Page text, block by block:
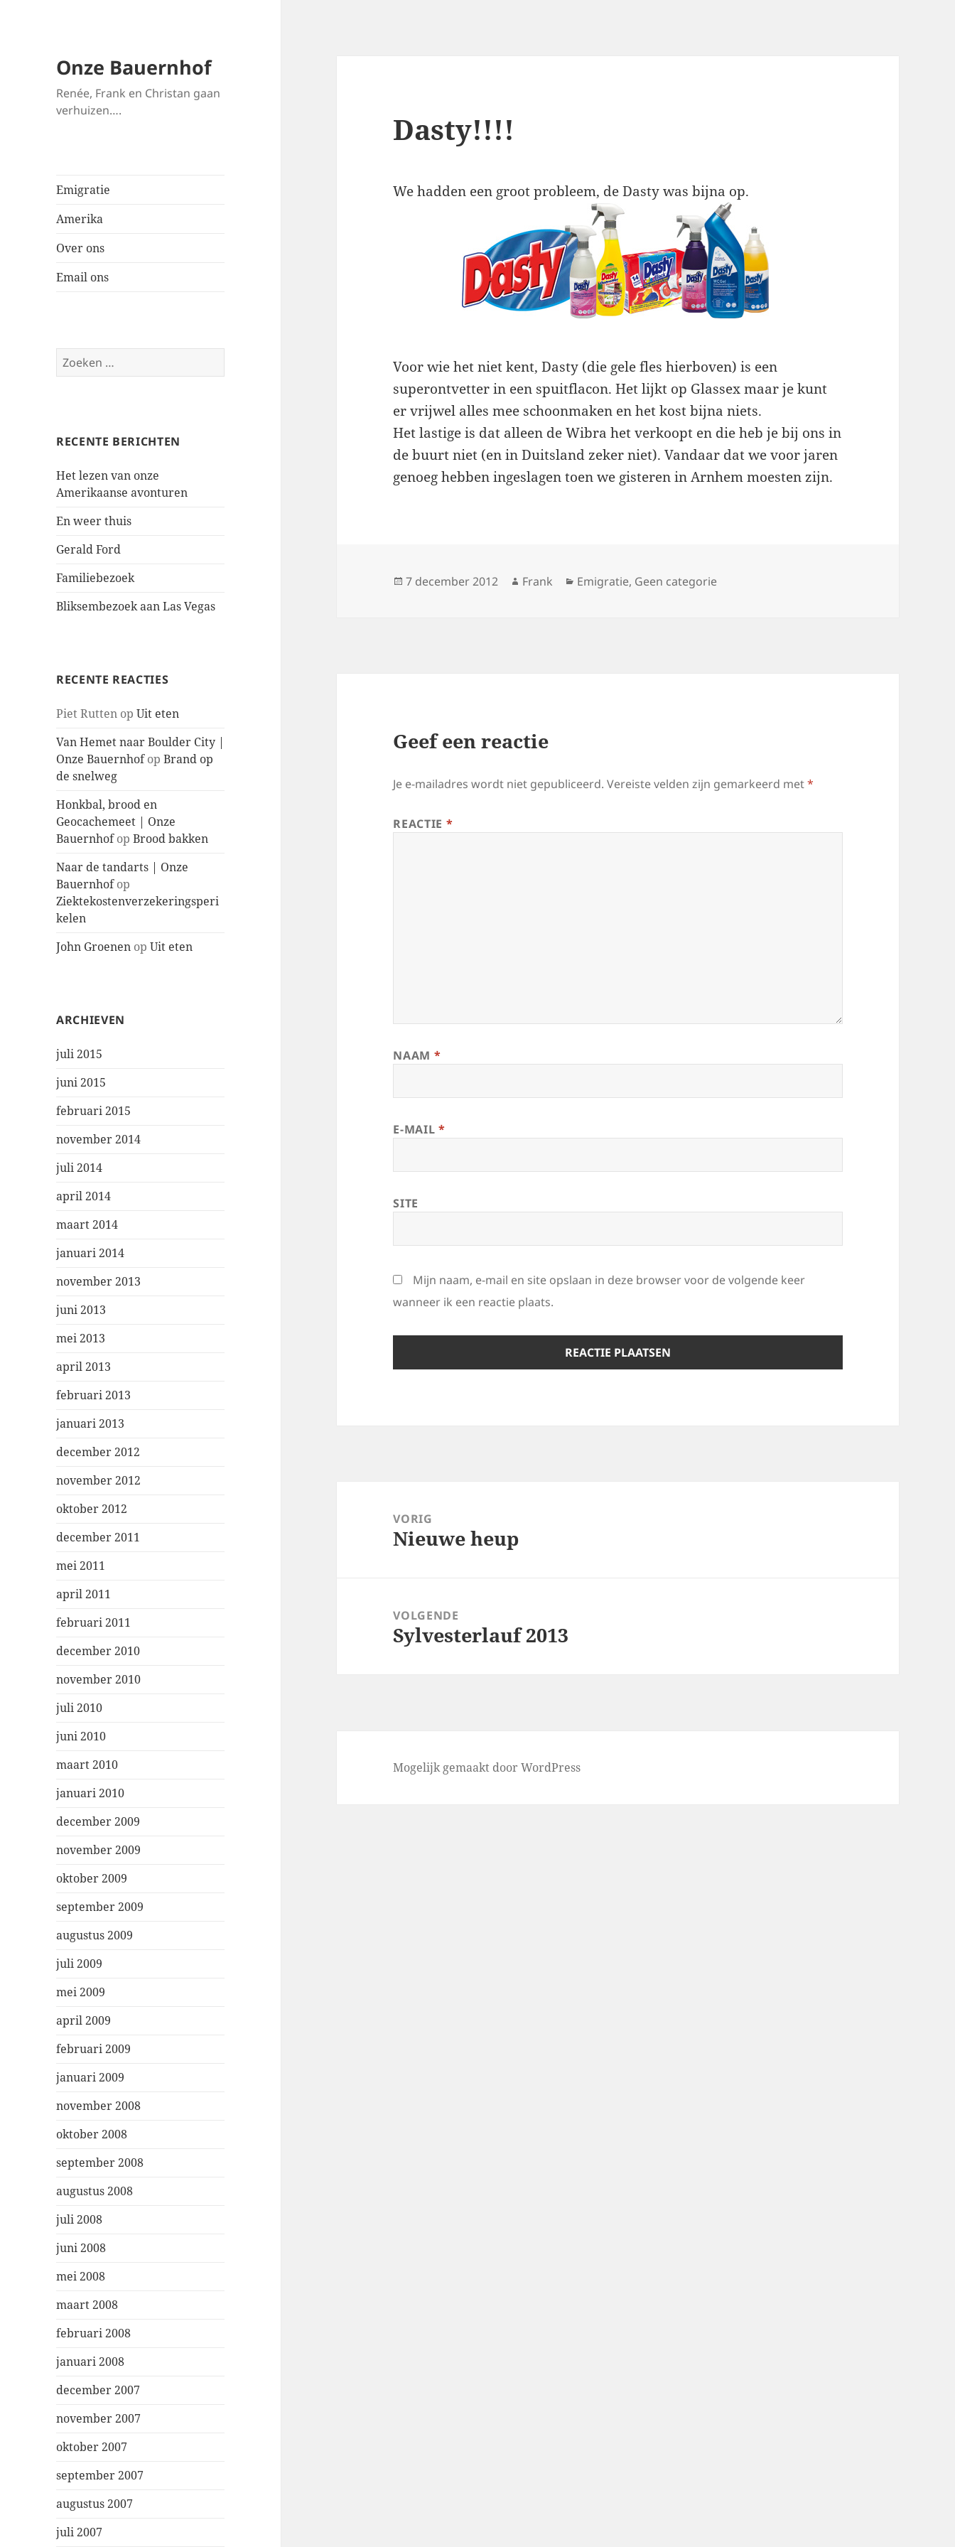
Onze Bauernhof
Renée, Frank en Christan gaan
verhuizen….
Emigratie
Amerika
Over ons
Email ons
Zoeken
naar:
RECENTE BERICHTEN
Het lezen van onze
Amerikaanse avonturen
En weer thuis
Gerald Ford
Familiebezoek
Bliksembezoek aan Las Vegas
RECENTE REACTIES
Piet Rutten opUit eten
Van Hemet naar Boulder City |
Onze BauernhofopBrand op
de snelweg
Honkbal, brood en
Geocachemeet | Onze
BauernhofopBrood bakken
Naar de tandarts | Onze
Bauernhofop
Ziektekostenverzekeringsperi
kelen
John Groenen opUit eten
ARCHIEVEN
juli 2015
juni 2015
februari 2015
november 2014
juli 2014
april 2014
maart 2014
januari 2014
november 2013
juni 2013
mei 2013
april 2013
februari 2013
januari 2013
december 2012
november 2012
oktober 2012
december 2011
mei 2011
april 2011
februari 2011
december 2010
november 2010
juli 2010
juni 2010
maart 2010
januari 2010
december 2009
november 2009
oktober 2009
september 2009
augustus 2009
juli 2009
mei 2009
april 2009
februari 2009
januari 2009
november 2008
oktober 2008
september 2008
augustus 2008
juli 2008
juni 2008
mei 2008
maart 2008
februari 2008
januari 2008
december 2007
november 2007
oktober 2007
september 2007
augustus 2007
juli 2007
Dasty!!!!
We hadden een groot probleem, de Dasty was bijna op.
Voor wie het niet kent, Dasty (die gele fles hierboven) is een
superontvetter in een spuitflacon. Het lijkt op Glassex maar je kunt
er vrijwel alles mee schoonmaken en het kost bijna niets.
Het lastige is dat alleen de Wibra het verkoopt en die heb je bij ons in
de buurt niet (en in Duitsland zeker niet). Vandaar dat we voor jaren
genoeg hebben ingeslagen toen we gisteren in Arnhem moesten zijn.
Geplaatst
7 december 2012 Auteur
Frank Categorieën
Emigratie, Geen categorie
Geef een reactie
Je e-mailadres wordt niet gepubliceerd. Vereiste velden zijn gemarkeerd met*
REACTIE *
NAAM *
E-MAIL *
SITE
Mijn naam, e-mail en site opslaan in deze browser voor de volgende keer
wanneer ik een reactie plaats.
navigatieVORIG
Vorig
Nieuwe heup
VOLGENDE
Volgend
Sylvesterlauf 2013
Mogelijk gemaakt door WordPress